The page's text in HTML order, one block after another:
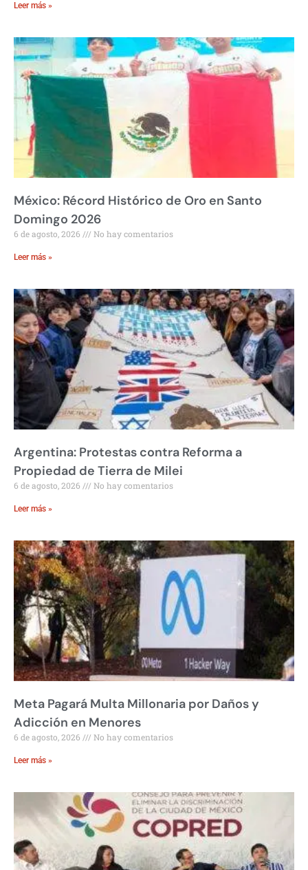
Leer más »
México: Récord Histórico de Oro en Santo
Domingo 2026
6 de agosto, 2026 No hay comentarios
Leer más »
Argentina: Protestas contra Reforma a
Propiedad de Tierra de Milei
6 de agosto, 2026 No hay comentarios
Leer más »
Meta Pagará Multa Millonaria por Daños y
Adicción en Menores
6 de agosto, 2026 No hay comentarios
Leer más »